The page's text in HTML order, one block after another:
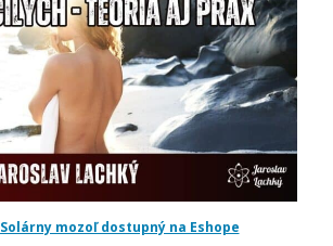
Solárny mozoľ dostupný na Eshope